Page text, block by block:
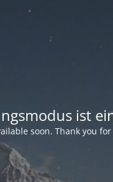
ist
soon. Thank you